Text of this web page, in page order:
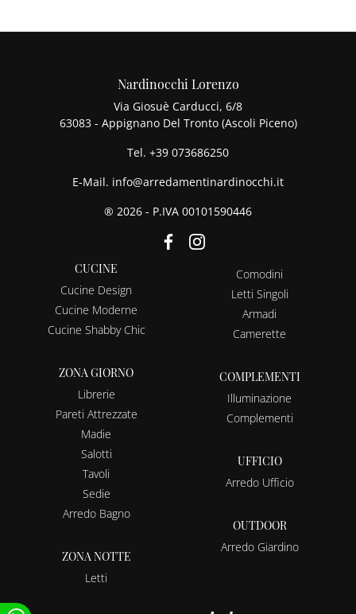
Nardinocchi Lorenzo
Via Giosuè Carducci, 6/8
63083 - Appignano Del Tronto (Ascoli Piceno)
Tel. +39 073686250
E-Mail. info@arredamentinardinocchi.it
® 2026 - P.IVA 00101590446
CUCINE
Cucine Design
Cucine Moderne
Cucine Shabby Chic
ZONA GIORNO
Librerie
Pareti Attrezzate
Madie
Salotti
Tavoli
Sedie
Arredo Bagno
ZONA NOTTE
Letti
Comodini
Letti Singoli
Armadi
Camerette
COMPLEMENTI
Illuminazione
Complementi
UFFICIO
Arredo Ufficio
OUTDOOR
Arredo Giardino